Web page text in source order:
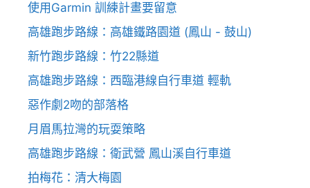
使用Garmin 訓練計畫要留意
高雄跑步路線：高雄鐵路園道 (鳳山 - 鼓山)
新竹跑步路線：竹22縣道
高雄跑步路線：西臨港線自行車道 輕軌
惡作劇2吻的部落格
月眉馬拉灣的玩耍策略
高雄跑步路線：衛武營 鳳山溪自行車道
拍梅花：清大梅園